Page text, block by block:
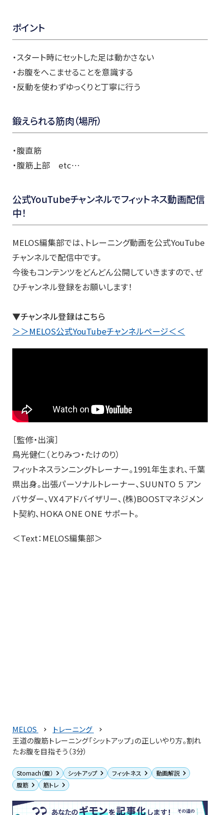
ポイント
・スタート時にセットした足は動かさない
・お腹をへこませることを意識する
・反動を使わずゆっくりと丁寧に行う
鍛えられる筋肉（場所）
・腹直筋
・腹筋上部 etc…
公式YouTubeチャンネルでフィットネス動画配信
中！
MELOS編集部では、トレーニング動画を公式YouTube
チャンネルで配信中です。
今後もコンテンツをどんどん公開していきますので、ぜ
ひチャンネル登録をお願いします！
▼チャンネル登録はこちら
＞＞MELOS公式YouTubeチャンネルページ＜＜
［監修・出演］
鳥光健仁（とりみつ・たけのり）
フィットネスランニングトレーナー。1991年生まれ、千葉
県出身。出張パーソナルトレーナー、SUUNTO ５ アン
バサダー、VX４アドバイザリー、(株)BOOSTマネジメン
ト契約、HOKA ONE ONE サポート。
＜Text：MELOS編集部＞
MELOS
トレーニング
王道の腹筋トレーニング「シットアップ」の正しいやり方。割れ
たお腹を目指そう（3分）
Stomach（腹） シットアップ フィットネス
動画解説
腹筋
筋トレ